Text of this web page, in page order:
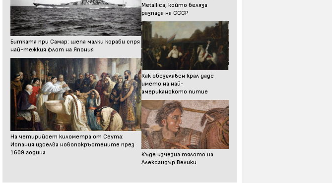
Битката при Самар: шепа малки кораби спря
най-тежкия флот на Япония
На четирийсет километра от Сеута:
Испания изселва новопокръстените през
1609 година
Metallica, който беляза
разпада на СССР
Как обезглавен крал даде
името на най-
американското питие
Къде изчезна тялото на
Александър Велики